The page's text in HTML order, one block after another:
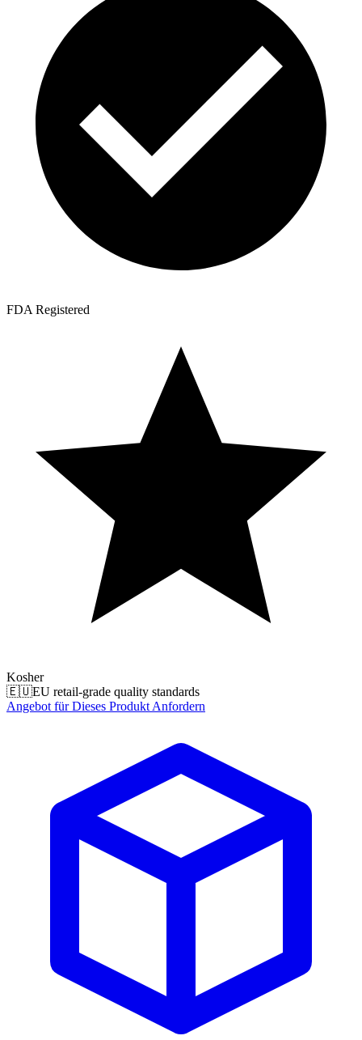
FDA Registered
Kosher
🇪🇺EU retail-grade quality standards
Angebot für Dieses Produkt Anfordern